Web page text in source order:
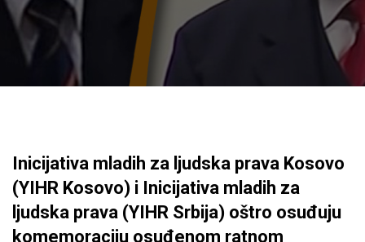
Inicijativa mladih za ljudska prava Kosovo
(YIHR Kosovo) i Inicijativa mladih za
ljudska prava (YIHR Srbija) oštro osuđuju
komemoraciju osuđenom ratnom